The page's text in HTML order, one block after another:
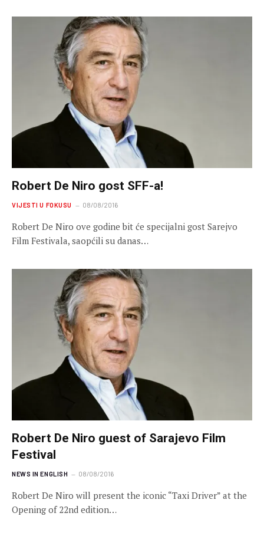
Robert De Niro gost SFF-a!
VIJESTI U FOKUSU 08/08/2016
Robert De Niro ove godine bit će specijalni gost Sarejvo
Film Festivala, saopćili su danas…
Robert De Niro guest of Sarajevo Film
Festival
NEWS IN ENGLISH 08/08/2016
Robert De Niro will present the iconic “Taxi Driver” at the
Opening of 22nd edition…